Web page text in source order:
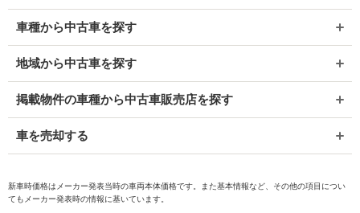
車種から中古車を探す
地域から中古車を探す
掲載物件の車種から中古車販売店を探す
車を売却する
新車時価格はメーカー発表当時の車両本体価格です。また基本情報など、その他の項目につい
てもメーカー発表時の情報に基いています。